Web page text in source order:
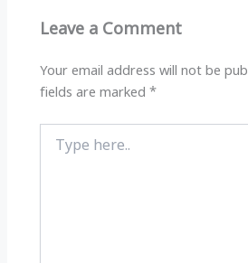
p m o
k
Leave a Comment
Your email address will not be
fields are marked*
here..